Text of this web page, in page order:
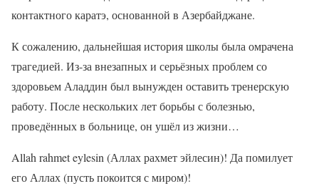
контактного каратэ, основанной в Азербайджане.
К сожалению, дальнейшая история школы была омрачена
трагедией. Из-за внезапных и серьёзных проблем со
здоровьем Аладдин был вынужден оставить тренерскую
работу. После нескольких лет борьбы с болезнью,
проведённых в больнице, он ушёл из жизни…
Allah rahmet eylesin (Аллах рахмет эйлесин)! Да помилует
его Аллах (пусть покоится с миром)!